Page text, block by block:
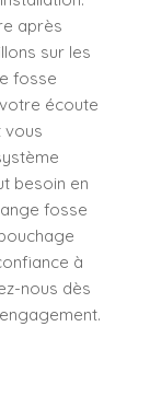
après
sur les
fosse
écoute
vous
besoin en
fosse
à
nous dès